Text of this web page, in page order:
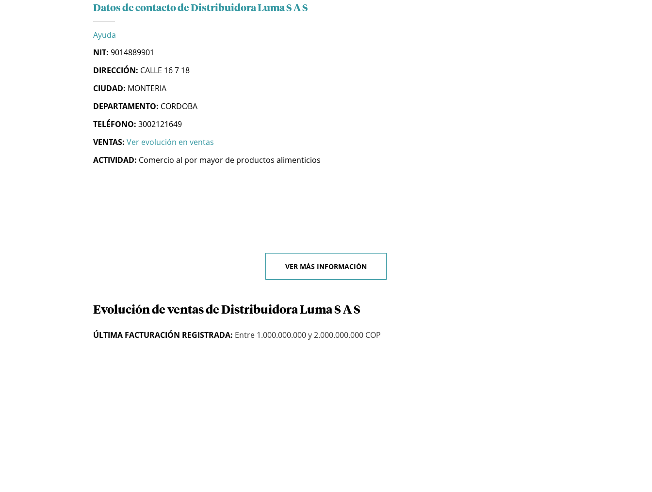
Datos de contacto de Distribuidora Luma S A S
Ayuda
NIT: 9014889901
DIRECCIÓN: CALLE 16 7 18
CIUDAD: MONTERIA
DEPARTAMENTO: CORDOBA
TELÉFONO: 3002121649
VENTAS: Ver evolución en ventas
ACTIVIDAD: Comercio al por mayor de productos alimenticios
VER MÁS INFORMACIÓN
Evolución de ventas de Distribuidora Luma S A S
ÚLTIMA FACTURACIÓN REGISTRADA: Entre 1.000.000.000 y 2.000.000.000 COP